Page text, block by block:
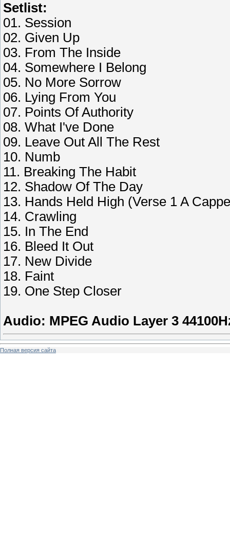
Setlist:
01. Session
02. Given Up
03. From The Inside
04. Somewhere I Belong
05. No More Sorrow
06. Lying From You
07. Points Of Authority
08. What I've Done
09. Leave Out All The Rest
10. Numb
11. Breaking The Habit
12. Shadow Of The Day
13. Hands Held High (Verse 1 A
14. Crawling
15. In The End
16. Bleed It Out
17. New Divide
18. Faint
19. One Step Closer
Audio: MPEG Audio Layer 3
Полная версия сайта